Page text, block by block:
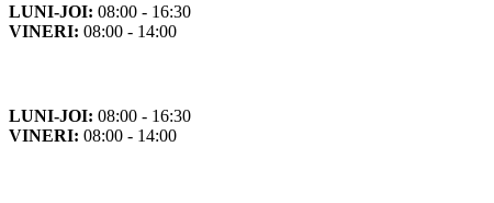
LUNI-JOI: 08:00 - 16:30
VINERI: 08:00 - 14:00
LUNI-JOI: 08:00 - 16:30
VINERI: 08:00 - 14:00